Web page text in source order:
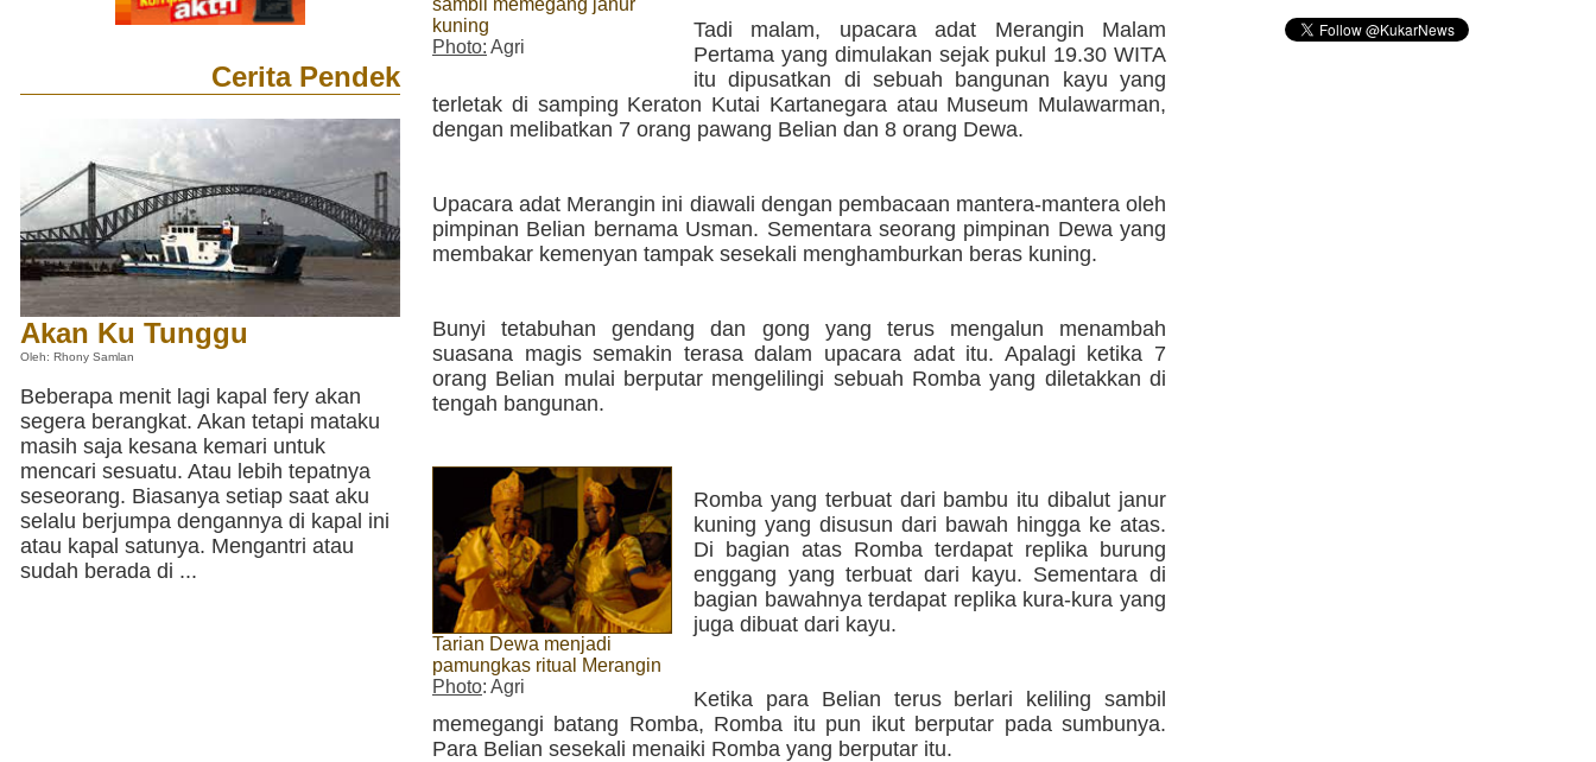
Cerita Pendek
Akan Ku Tunggu
Oleh: Rhony Samlan
Beberapa menit lagi kapal fery akan
segera berangkat. Akan tetapi mataku
masih saja kesana kemari untuk
mencari sesuatu. Atau lebih tepatnya
seseorang. Biasanya setiap saat aku
selalu berjumpa dengannya di kapal ini
atau kapal satunya. Mengantri atau
sudah berada di ...
sambil memegang janur
kuning
Photo: Agri
Tadi malam, upacara adat Merangin Malam
Pertama yang dimulakan sejak pukul 19.30 WITA
itu dipusatkan di sebuah bangunan kayu yang
terletak di samping Keraton Kutai Kartanegara atau Museum Mulawarman,
dengan melibatkan 7 orang pawang Belian dan 8 orang Dewa.
Upacara adat Merangin ini diawali dengan pembacaan mantera-mantera oleh
pimpinan Belian bernama Usman. Sementara seorang pimpinan Dewa yang
membakar kemenyan tampak sesekali menghamburkan beras kuning.
Bunyi tetabuhan gendang dan gong yang terus mengalun menambah
suasana magis semakin terasa dalam upacara adat itu. Apalagi ketika 7
orang Belian mulai berputar mengelilingi sebuah Romba yang diletakkan di
tengah bangunan.
Tarian Dewa menjadi
pamungkas ritual Merangin
Photo: Agri
Romba yang terbuat dari bambu itu dibalut janur
kuning yang disusun dari bawah hingga ke atas.
Di bagian atas Romba terdapat replika burung
enggang yang terbuat dari kayu. Sementara di
bagian bawahnya terdapat replika kura-kura yang
juga dibuat dari kayu.
Ketika para Belian terus berlari keliling sambil
memegangi batang Romba, Romba itu pun ikut berputar pada sumbunya.
Para Belian sesekali menaiki Romba yang berputar itu.